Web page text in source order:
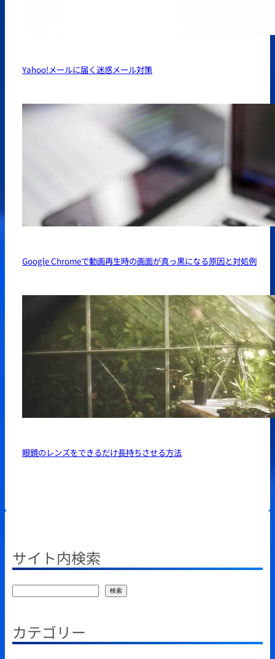
Yahoo!メールに届く迷惑メール対策
Google Chromeで動画再生時の画面が真っ黒になる原因と対処例
眼鏡のレンズをできるだけ長持ちさせる方法
サイト内検索
検索
カテゴリー